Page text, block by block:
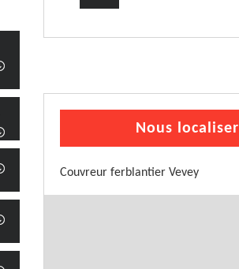
Nous localiser
Couvreur ferblantier Vevey